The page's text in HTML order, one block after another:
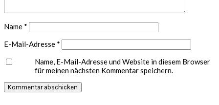
Name *
E-Mail-Adresse *
Name, E-Mail-Adresse und Website in diesem Browser
für meinen nächsten Kommentar speichern.